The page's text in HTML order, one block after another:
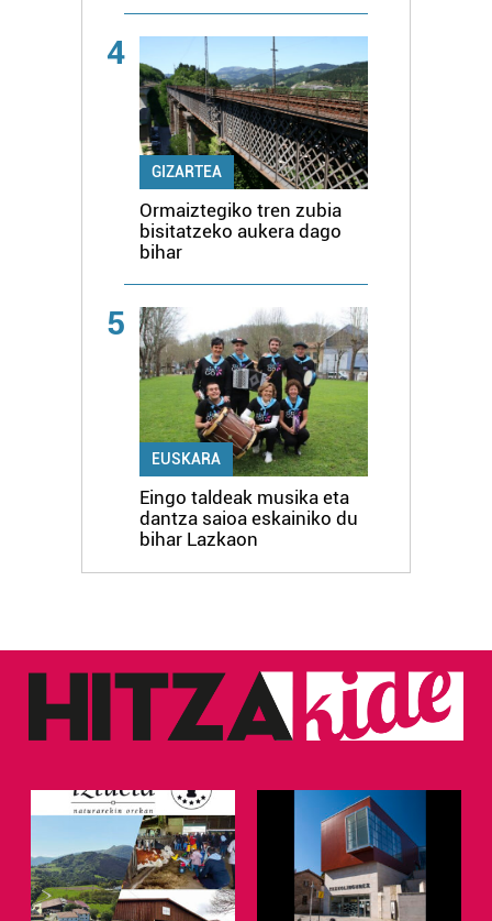
4
GIZARTEA
Ormaiztegiko tren zubia
bisitatzeko aukera dago
bihar
5
EUSKARA
Eingo taldeak musika eta
dantza saioa eskainiko du
bihar Lazkaon